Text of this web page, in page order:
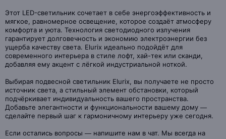
Этот LED-светильник сочетает в себе энергоэффективность и
мягкое, равномерное освещение, которое создаёт атмосферу
комфорта и уюта. Технология светодиодного излучения
гарантирует долговечность и экономию электроэнергии без
ущерба качеству света. Elurix идеально подойдёт для
современного интерьера в стиле лофт, хай-тек или сканди,
добавляя ему акцент с лёгкой индустриальной ноткой.
Выбирая подвесной светильник Elurix, вы получаете не просто
источник света, а стильный элемент обстановки, который
подчёркивает индивидуальность вашего пространства.
Добавьте элегантности и функциональности вашему дому —
сделайте первый шаг к гармоничному интерьеру уже сегодня.
Если остались вопросы — напишите нам в чат. Мы всегда на